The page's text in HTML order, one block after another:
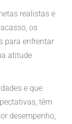
realistas e
os
para enfrentar
atitude
e que
têm
desempenho,